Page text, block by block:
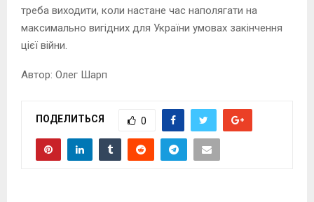
треба виходити, коли настане час наполягати на
максимально вигідних для України умовах закінчення
цієї війни.
Автор: Олег Шарп
ПОДЕЛИТЬСЯ 0